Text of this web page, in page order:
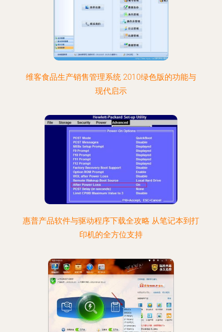
维客食品生产销售管理系统 2010绿色版的功能与
现代启示
惠普产品软件与驱动程序下载全攻略 从笔记本到打
印机的全方位支持